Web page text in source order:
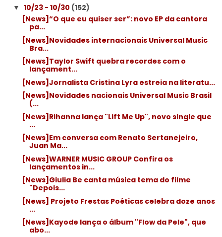
▼ 10/23 - 10/30 (152)
[News]“O que eu quiser ser”: novo EP da cantora
pa...
[News]Novidades internacionais Universal Music
Bra...
[News]Taylor Swift quebra recordes com o
lançament...
[News]Jornalista Cristina Lyra estreia na literatu...
[News]Novidades nacionais Universal Music Brasil
(...
[News]Rihanna lança "Lift Me Up", novo single que
...
[News]Em conversa com Renato Sertanejeiro,
Juan Ma...
[News]WARNER MUSIC GROUP Confira os
lançamentos in...
[News]Giulia Be canta música tema do filme
"Depois...
[News] Projeto Frestas Poéticas celebra doze anos
...
[News]Kayode lança o álbum "Flow da Pele", que
abo...